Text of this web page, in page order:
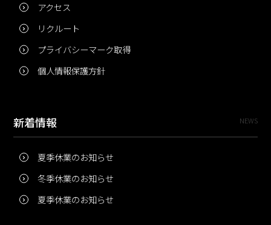
アクセス
リクルート
プライバシーマーク取得
個人情報保護方針
新着情報 NEWS
夏季休業のお知らせ
冬季休業のお知らせ
夏季休業のお知らせ